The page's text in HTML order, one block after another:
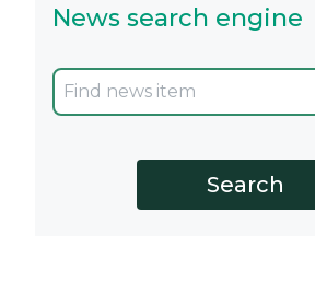
News search engine